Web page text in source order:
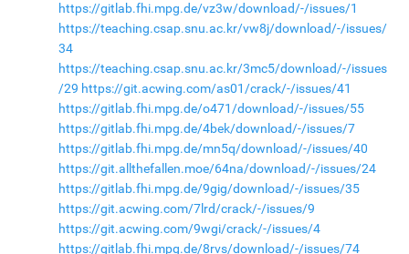
https://gitlab.fhi.mpg.de/vz3w/download/-/issues/1
https://teaching.csap.snu.ac.kr/vw8j/download/-/issues/
34
https://teaching.csap.snu.ac.kr/3mc5/download/-/issues
/29 https://git.acwing.com/as01/crack/-/issues/41
https://gitlab.fhi.mpg.de/o471/download/-/issues/55
https://gitlab.fhi.mpg.de/4bek/download/-/issues/7
https://gitlab.fhi.mpg.de/mn5q/download/-/issues/40
https://git.allthefallen.moe/64na/download/-/issues/24
https://gitlab.fhi.mpg.de/9gig/download/-/issues/35
https://git.acwing.com/7lrd/crack/-/issues/9
https://git.acwing.com/9wgi/crack/-/issues/4
https://gitlab.fhi.mpg.de/8rvs/download/-/issues/74